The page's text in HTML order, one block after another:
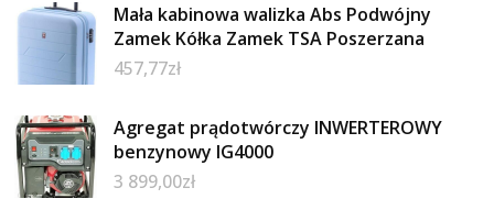
Mała kabinowa walizka Abs Podwójny
Zamek Kółka Zamek TSA Poszerzana
457,77zł
Agregat prądotwórczy INWERTEROWY
benzynowy IG4000
3 899,00zł